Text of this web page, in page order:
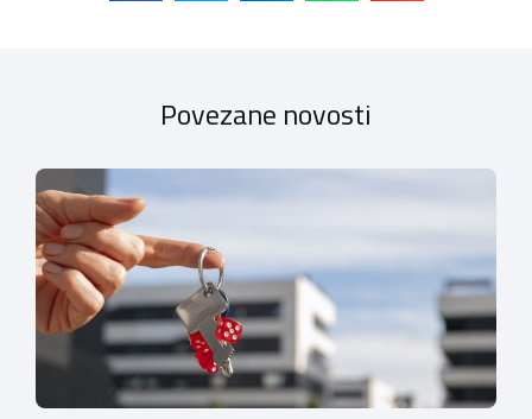
Povezane novosti